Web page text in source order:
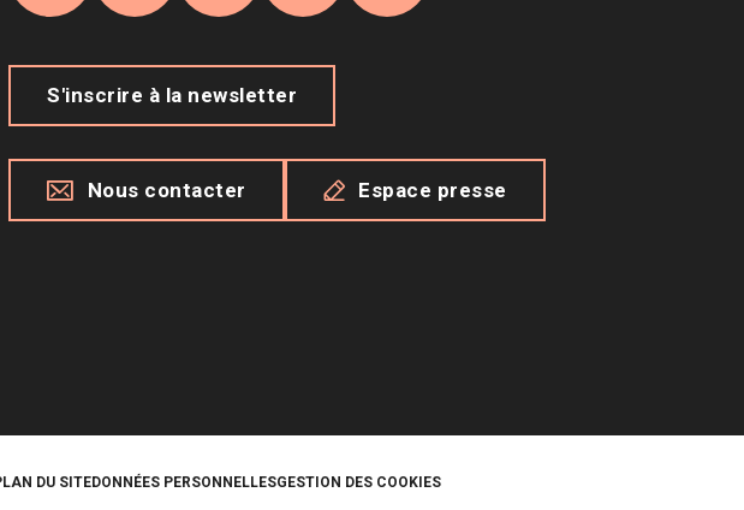
S'inscrire à la newsletter
Nous contacter Espace presse
DU SITEDONNÉES PERSONNELLESGESTION DES COOKIES